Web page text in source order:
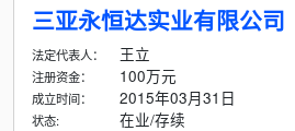
三亚永恒达实业有限公司
法定代表人： 王立
注册资金： 100万元
成立时间： 2015年03月31日
状态: 在业/存续